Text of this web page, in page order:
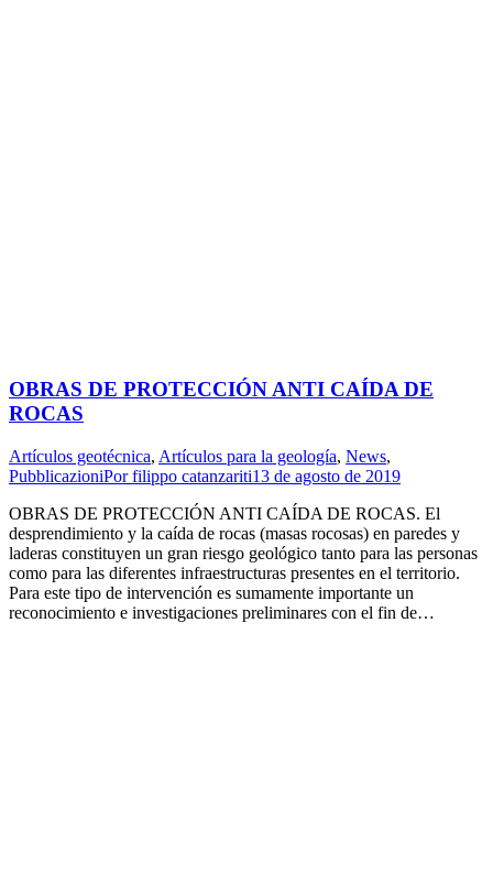
OBRAS DE PROTECCIÓN ANTI CAÍDA DE
ROCAS
Artículos geotécnica, Artículos para la geología, News,
PubblicazioniPorfilippo catanzariti13 de agosto de 2019
OBRAS DE PROTECCIÓN ANTI CAÍDA DE ROCAS. El
desprendimiento y la caída de rocas (masas rocosas) en paredes y
laderas constituyen un gran riesgo geológico tanto para las personas
como para las diferentes infraestructuras presentes en el territorio.
Para este tipo de intervención es sumamente importante un
reconocimiento e investigaciones preliminares con el fin de…